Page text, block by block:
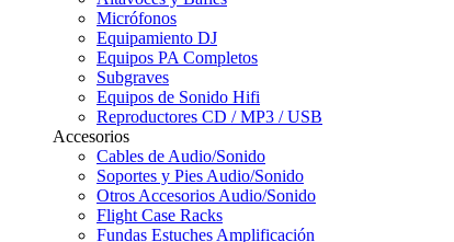
Micrófonos
Equipamiento DJ
Equipos PA Completos
Subgraves
Equipos de Sonido Hifi
Reproductores CD / MP3 / USB
Accesorios
Cables de Audio/Sonido
Soportes y Pies Audio/Sonido
Otros Accesorios Audio/Sonido
Flight Case Racks
Fundas Estuches Amplificación